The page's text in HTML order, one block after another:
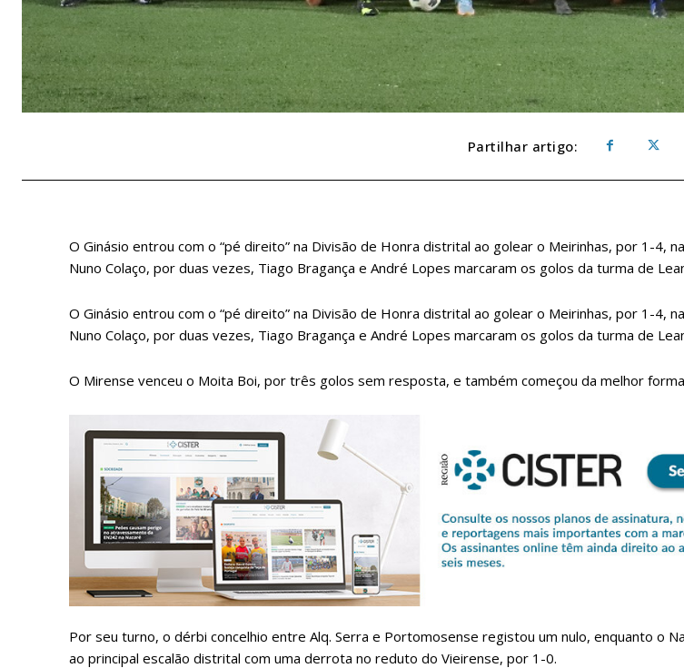
Planos de
Faça-se assinante do Região de Cister e ajude-nos
Partilhar artigo:
O Ginásio entrou com o “pé direito” na Divisão de Honra distrital ao golear o Meirinhas, por 1-4,
Nuno Colaço, por duas vezes, Tiago Bragança e André Lopes marcaram os golos da turma de
O Ginásio entrou com o “pé direito” na Divisão de Honra distrital ao golear o Meirinhas, por 1-4,
Nuno Colaço, por duas vezes, Tiago Bragança e André Lopes marcaram os golos da turma de
O Mirense venceu o Moita Boi, por três golos sem resposta, e também começou da melhor
Por seu turno, o dérbi concelhio entre Alq. Serra e Portomosense registou um nulo, enquanto o
ao principal escalão distrital com uma derrota no reduto do Vieirense, por 1-0.